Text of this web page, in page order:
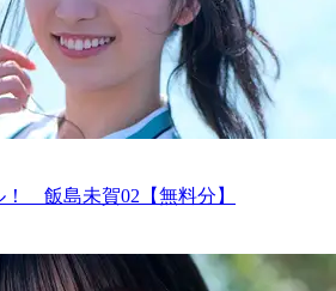
飯島未賀02【無料分】